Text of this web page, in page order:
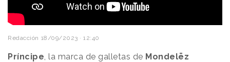
Redacción 18/09/2023 · 12:40
Príncipe, la marca de galletas de Mondelēz